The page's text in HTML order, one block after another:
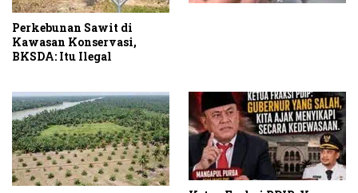
Perkebunan Sawit di
Kawasan Konservasi,
BKSDA: Itu Ilegal